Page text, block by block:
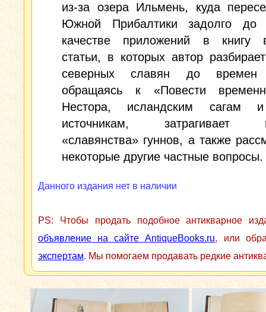
из-за озера Ильмень, куда
Южной Прибалтики задолго до
качестве приложений в книгу
статьи, в которых автор
северных славян до времен
обращаясь к «Повести
Нестора, исландским сагам
источникам, затрагивает
«славянства» гуннов, а также
некоторые другие частные вопросы.
Данного издания нет в наличии
PS: Чтобы продать подобное антикварное
объявление на сайте AntiqueBooks.ru, или
экспертам. Мы помогаем продавать редкие